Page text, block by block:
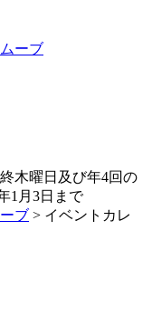
木曜日及び年4回の
1月3日まで
ブ > イベントカレ